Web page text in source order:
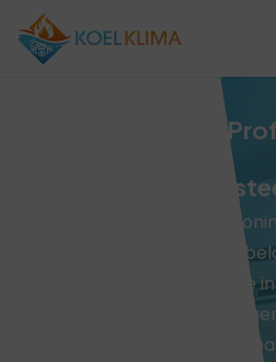
Airco Montage –
Wanneer u een
de montage minstens zo
toestel zelf. Een verkeerde
voor energieverlies,